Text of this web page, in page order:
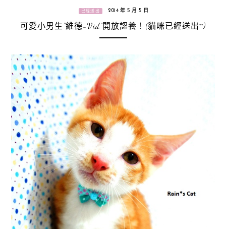
已經送出 2014 年 5 月 5 日
可愛小男生“維德-Vid”開放認養！(貓咪已經送出^^)